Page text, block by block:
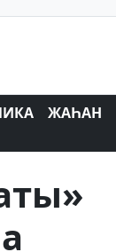
ЖАҺАН